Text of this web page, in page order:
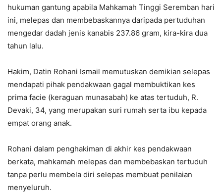
hukuman gantung apabila Mahkamah Tinggi Seremban hari
ini, melepas dan membebaskannya daripada pertuduhan
mengedar dadah jenis kanabis 237.86 gram, kira-kira dua
tahun lalu.
Hakim, Datin Rohani Ismail memutuskan demikian selepas
mendapati pihak pendakwaan gagal membuktikan kes
prima facie (keraguan munasabah) ke atas tertuduh, R.
Devaki, 34, yang merupakan suri rumah serta ibu kepada
empat orang anak.
Rohani dalam penghakiman di akhir kes pendakwaan
berkata, mahkamah melepas dan membebaskan tertuduh
tanpa perlu membela diri selepas membuat penilaian
menyeluruh.